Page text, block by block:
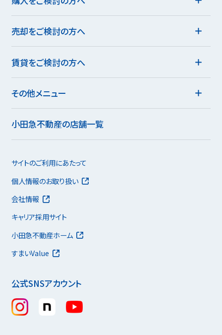
売却をご検討の方へ
賃貸をご検討の方へ
その他メニュー
小田急不動産の店舗一覧
公式SNSアカウント
サイトのご利用にあたって
個人情報のお取り扱い
会社情報
キャリア採用サイト
小田急不動産ホーム
すまいValue